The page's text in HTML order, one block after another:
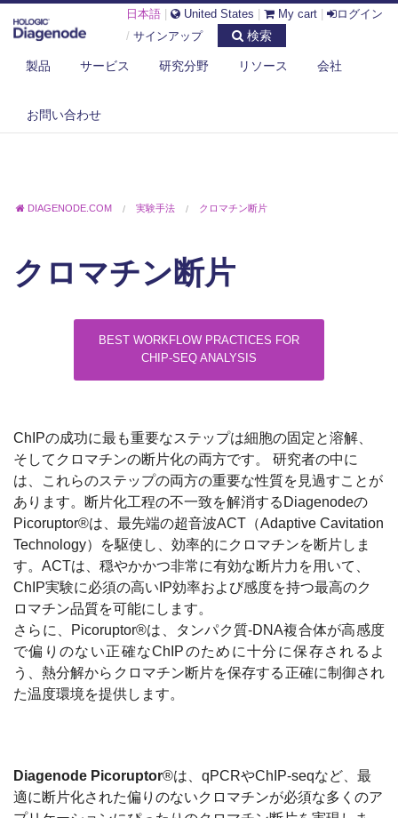
日本語 United States My cart
ログイン
/ サインアップ 検索
製品 サービス 研究分野 リソース 会社
お問い合わせ
DIAGENODE.COM 実験手法 クロマチン断片
クロマチン断片
BEST WORKFLOW PRACTICES FOR
CHIP-SEQ ANALYSIS
ChIPの成功に最も重要なステップは細胞の固定と溶解、
そしてクロマチンの断片化の両方です。 研究者の中に
は、これらのステップの両方の重要な性質を見過すことが
あります。断片化工程の不一致を解消するDiagenodeの
Picoruptor®は、最先端の超音波ACT（Adaptive Cavitation
Technology）を駆使し、効率的にクロマチンを断片しま
す。ACTは、穏やかかつ非常に有効な断片力を用いて、
ChIP実験に必須の高いIP効率および感度を持つ最高のク
ロマチン品質を可能にします。
さらに、Picoruptor®は、タンパク質-DNA複合体が高感度
で偏りのない正確なChIPのために十分に保存されるよ
う、熱分解からクロマチン断片を保存する正確に制御され
た温度環境を提供します。
Diagenode Picoruptor®は、qPCRやChIP-seqなど、最
適に断片化された偏りのないクロマチンが必須な多くのア